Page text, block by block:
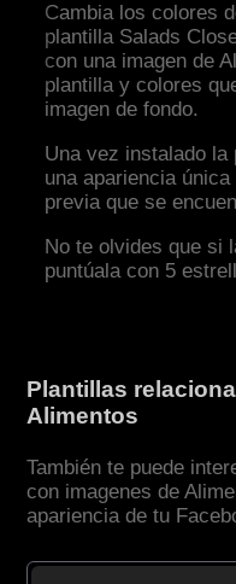
Cambia los colores
plantilla Salads
con una imagen de
plantilla y colores
imagen de fondo.
Una vez instalado
una apariencia
previa que se
No te olvides que si
puntúala con 5
Plantillas
Alimentos
También te puede
con imagenes de
apariencia de tu